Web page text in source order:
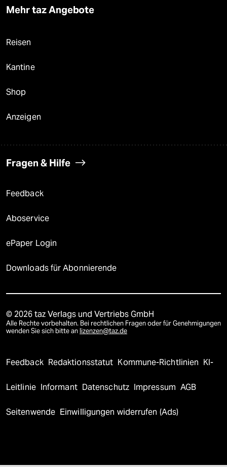
Mehr taz Angebote
Reisen
Kantine
Shop
Anzeigen
Fragen & Hilfe
Feedback
Aboservice
ePaper Login
Downloads für Abonnierende
© 2026 taz Verlags und Vertriebs GmbH
Alle Rechte vorbehalten. Bei rechtlichen Fragen oder für Genehmigungen
wenden Sie sich bitte an lizenzen@taz.de
Feedback Redaktionsstatut Kommune-Richtlinien KI-
Leitlinie Informant Datenschutz Impressum AGB
Seitenwende Einwilligungen widerrufen (Ads)